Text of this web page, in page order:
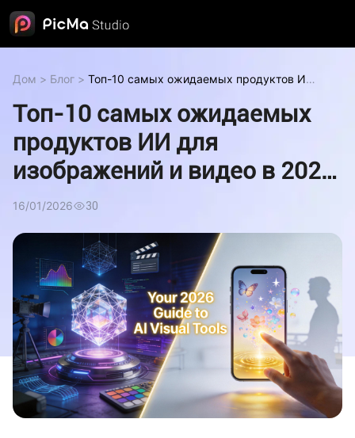
Дом > Блог > Топ-10 самых ожидаемых продуктов ИИ
Топ-10 самых ожидаемых
продуктов ИИ для
изображений и видео в 2026
году
16/01/2026 30